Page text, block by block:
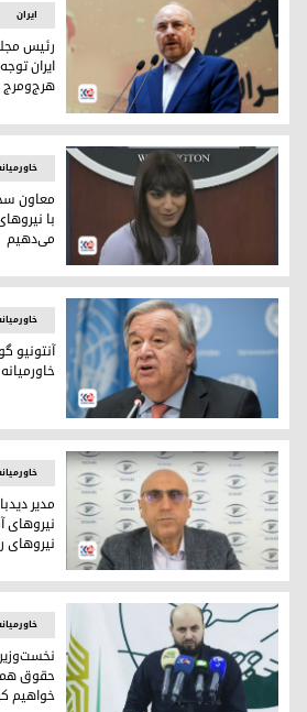
محمد باقر قالی‌باف، رئیس مجلس
ایران
رئیس
ایران
سابرینا سینگ، معاون سخنگوی
معاون
با
می‌دهیم
آنتونیو گوترش، دبیرکل سازمان ملل
رامی عبدلرحمن، مدیر دیده‌بان حقوق
مدیر
نیروهای
حقوق
خواهیم